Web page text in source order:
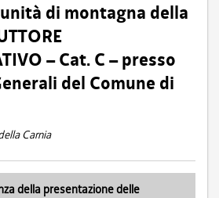
di montagna della
– Cat. C – presso
del Comune di
Carnia
della presentazione delle